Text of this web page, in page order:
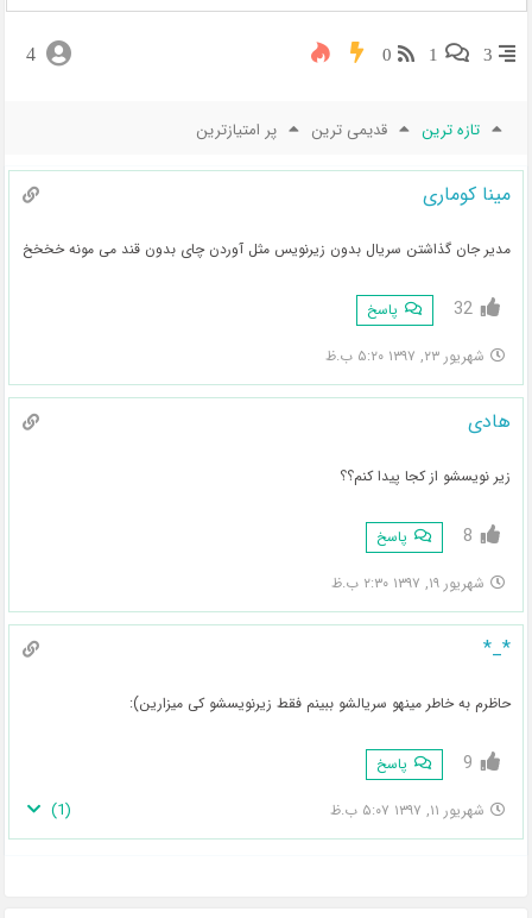
3
1
0
4
تازه ترین قدیمی ترین پر امتیازترین
مینا کوماری
مدیر جان گذاشتن سریال بدون زیرنویس مثل آوردن چای بدون قند می مونه خخخخ
32 پاسخ
شهریور ۲۳, ۱۳۹۷ ۵:۲۰ ب.ظ
هادی
زیر نویسشو از کجا پیدا کنم؟؟
8 پاسخ
شهریور ۱۹, ۱۳۹۷ ۲:۳۰ ب.ظ
*_*
حاظرم به خاطر مینهو سریالشو ببینم فقط زیرنویسشو کی میزارین):
9 پاسخ
شهریور ۱۱, ۱۳۹۷ ۵:۰۷ ب.ظ (
1
)